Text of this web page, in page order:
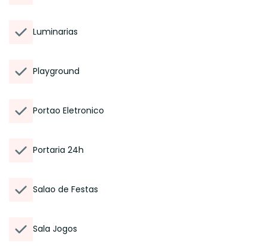
Luminarias
Playground
Portao Eletronico
Portaria 24h
Salao de Festas
Sala Jogos